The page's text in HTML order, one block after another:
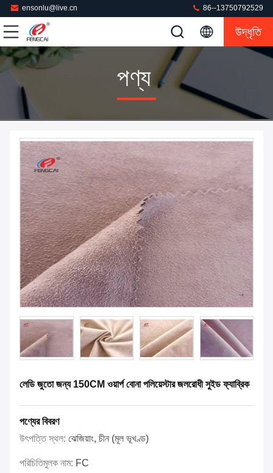
ensonlu@live.cn 86--13750792529
উদ্ধৃতি
পণ্য
লেডি জুতো জন্য 150CM ওয়ার্প বোনা পলিয়েস্টার জলরোধী সুইড ফ্যাব্রিক
পণ্যের বিবরণ
উৎপত্তি স্থল: ঝেজিয়াং, চীন (মূল ভূখণ্ড)
পরিচিতিমুলক নাম: FC